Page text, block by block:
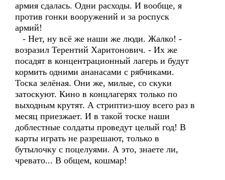
армия сдалась. Одни расходы. И вообще, я
против гонки вооружений и за роспуск
армий!
- Нет, ну всё же наши же люди. Жалко! -
возразил Терентий Харитонович. - Их же
посадят в концентрационный лагерь и будут
кормить одними ананасами с рябчиками.
Тоска зелёная. Они же, милые, со скуки
затоскуют. Кино в концлагерях только по
выходным крутят. А стриптиз-шоу всего раз в
месяц приезжает. И в такой тоске наши
доблестные солдаты проведут целый год! В
карты играть не разрешают, только в
бутылочку с поцелуями. А это, знаете ли,
чревато... В общем, кошмар!